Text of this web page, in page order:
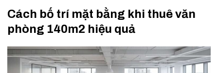
Cách bố trí mặt bằng khi thuê văn
phòng 140m2 hiệu quả